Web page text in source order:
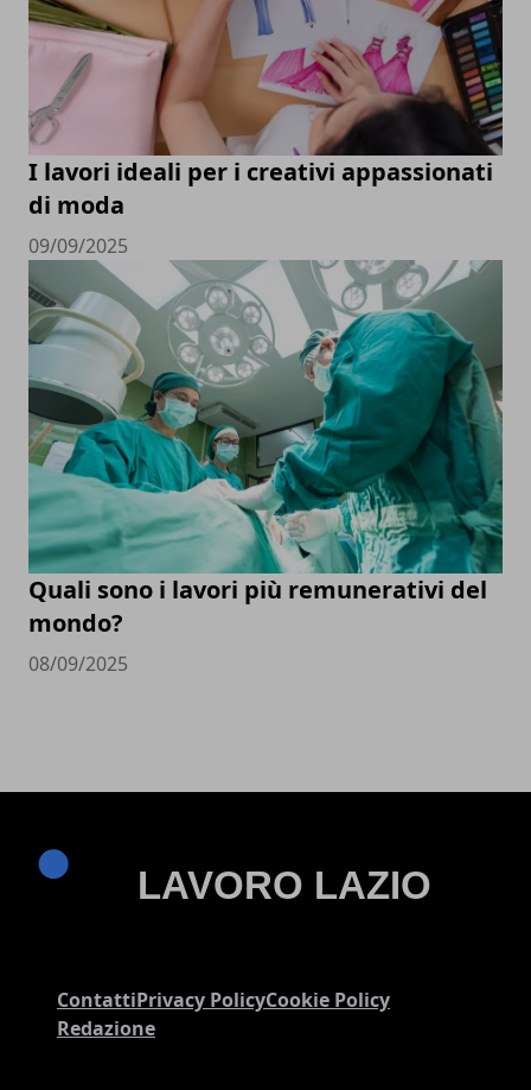
I lavori ideali per i creativi appassionati
di moda
09/09/2025
Quali sono i lavori più remunerativi del
mondo?
08/09/2025
ContattiPrivacy PolicyCookie Policy
Redazione